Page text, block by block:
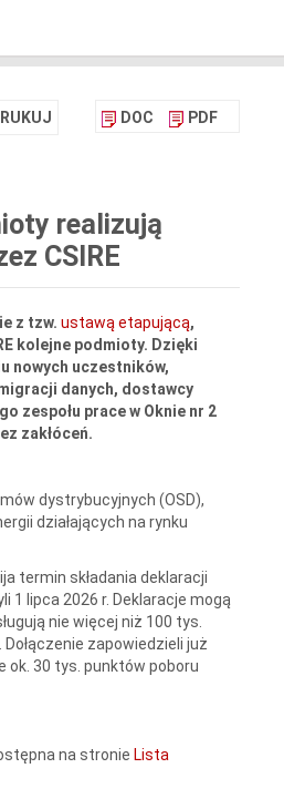
DOC PDF
realizują
CSIRE
z tzw. ustawą etapującą,
kolejne podmioty. Dzięki
nowych uczestników,
danych, dostawcy
zespołu prace w Oknie nr 2
zakłóceń.
dystrybucyjnych (OSD),
działających na rynku
termin składania deklaracji
1 lipca 2026 r. Deklaracje mogą
nie więcej niż 100 tys.
zapowiedzieli już
ok. 30 tys. punktów poboru
na stronie Lista